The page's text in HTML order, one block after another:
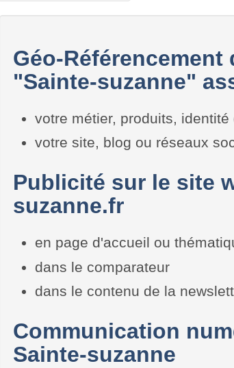
Géo-Référencement
"Sainte-suzanne"
votre métier, produits, identité
votre site, blog ou réseaux
Publicité sur le site
suzanne.fr
en page d'accueil ou
dans le comparateur
dans le contenu de la
Communication
Sainte-suzanne